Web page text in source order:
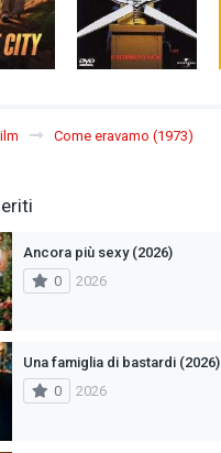
Come eravamo (1973)
Ancora più sexy (2026)
0
2026
Una famiglia di bastardi (2026)
0
2026